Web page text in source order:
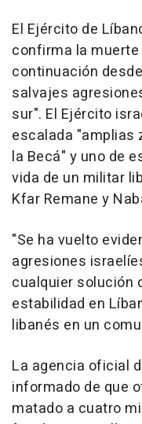
El Ejército de
confirma la
continuación
salvajes
sur". El Ejército
escalada "amplias
la Becá" y uno de
vida de un militar
Kfar Remane y
"Se ha vuelto
agresiones
cualquier solución
estabilidad en
libanés en un
La agencia oficial
informado de que
matado a cuatro